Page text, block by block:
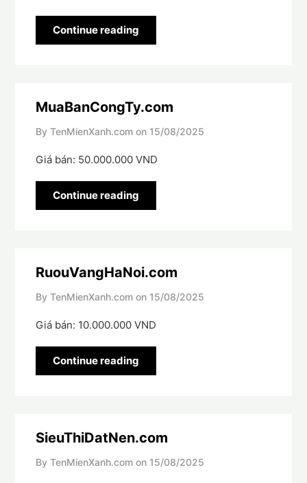
Continue reading
MuaBanCongTy.com
By TenMienXanh.com on 15/08/2025
Giá bán: 50.000.000 VND
Continue reading
RuouVangHaNoi.com
By TenMienXanh.com on 15/08/2025
Giá bán: 10.000.000 VND
Continue reading
SieuThiDatNen.com
By TenMienXanh.com on 15/08/2025